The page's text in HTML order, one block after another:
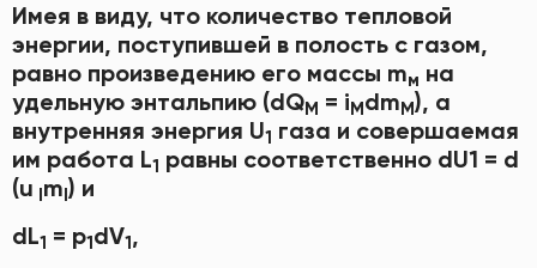
Имея в виду, что количество тепловой
энергии, поступившей в полость с газом,
равно произведению его массы mм на
удельную энтальпию (dQM = iMdmM), а
внутренняя энергия U1 газа и совершаемая
им работа L1 равны соответственно dU1 = d
(u lml) и
dL1 = р1dV1,